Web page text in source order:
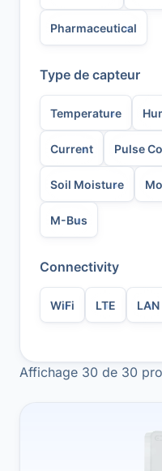
Pharmaceutical
Type de capteur
Temperature
Current Pulse
Soil Moisture
M-Bus
Connectivity
WiFi LTE LAN
Affichage 30 de 30